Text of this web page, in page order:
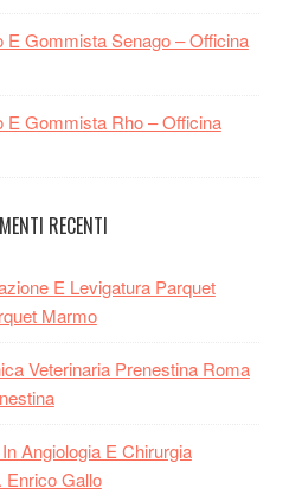
Gommista Senago – Officina
Gommista Rho – Officina
RECENTI
E Levigatura Parquet
Marmo
Veterinaria Prenestina Roma
Angiologia E Chirurgia
Enrico Gallo